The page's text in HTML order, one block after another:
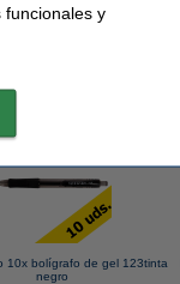
Cantidad:
Núm. de item:
10x bolígrafo de gel 123tinta
negro
funcionales y